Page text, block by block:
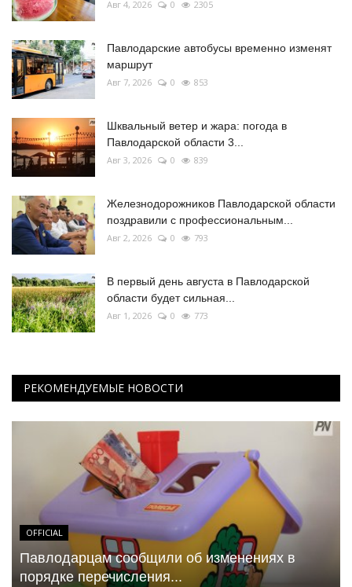
Авг 4, 2026 0 2305
Павлодарские автобусы временно изменят
маршрут
Авг 7, 2026 0 853
Шквальный ветер и жара: погода в
Павлодарской области 3...
Авг 3, 2026 0 839
Железнодорожников Павлодарской области
поздравили с профессиональным...
Авг 2, 2026 0 793
В первый день августа в Павлодарской
области будет сильная...
Авг 1, 2026 0 773
РЕКОМЕНДУЕМЫЕ НОВОСТИ
OFFICIAL
Павлодарцам сообщили об изменениях в
порядке перечисления...